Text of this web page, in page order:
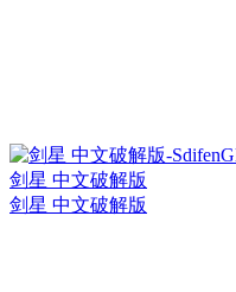
剑星 中文破解版
剑星 中文破解版